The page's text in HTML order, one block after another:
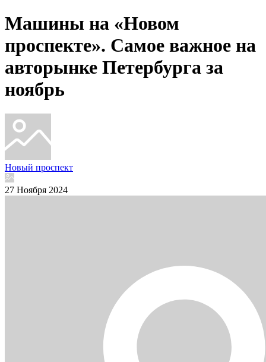
Машины на «Новом
проспекте». Самое важное на
авторынке Петербурга за
ноябрь
Новый проспект
27 Ноября 2024